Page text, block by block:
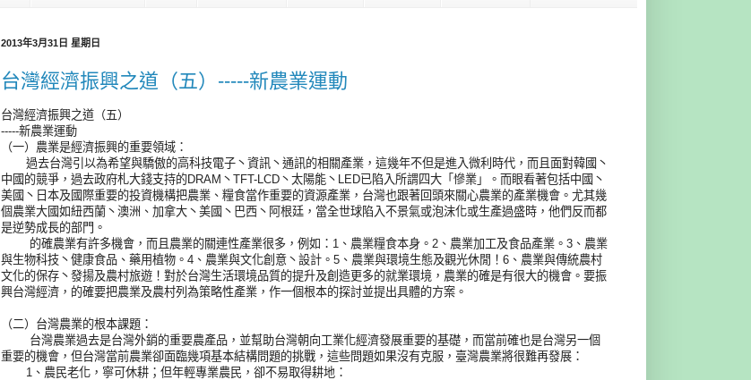
2013年3月31日 星期日
台灣經濟振興之道（五）-----新農業運動
台灣經濟振興之道（五）
-----新農業運動
（一）農業是經濟振興的重要領域：
過去台灣引以為希望與驕傲的高科技電子丶資訊丶通訊的相關產業，這幾年不但是進入微利時代，而且面對韓國丶
中國的競爭，過去政府札大錢支持的DRAM丶TFT-LCD丶太陽能丶LED已陷入所謂四大「慘業」。而眼看著包括中國丶
美國丶日本及國際重要的投資機構把農業、糧食當作重要的資源產業，台灣也跟著回頭來關心農業的產業機會。尤其幾
個農業大國如紐西蘭丶澳洲、加拿大丶美國丶巴西丶阿根廷，當全世球陷入不景氣或泡沫化或生產過盛時，他們反而都
是逆勢成長的部門。
的確農業有許多機會，而且農業的關連性產業很多，例如：1、農業糧食本身。2、農業加工及食品產業。3、農業
與生物科技丶健康食品、藥用植物。4、農業與文化創意丶設計。5、農業與環境生態及觀光休閒！6、農業與傳統農村
文化的保存丶發揚及農村旅遊！對於台灣生活環境品質的提升及創造更多的就業環境，農業的確是有很大的機會。要振
興台灣經濟，的確要把農業及農村列為策略性產業，作一個根本的探討並提出具體的方案。
（二）台灣農業的根本課題：
台灣農業過去是台灣外銷的重要農產品，並幫助台灣朝向工業化經濟發展重要的基礎，而當前確也是台灣另一個
重要的機會，但台灣當前農業卻面臨幾項基本結構問題的挑戰，這些問題如果沒有克服，臺灣農業將很難再發展：
1、農民老化，寧可休耕；但年輕專業農民，卻不易取得耕地：